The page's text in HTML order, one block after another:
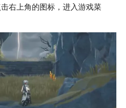
右上角的图标，进入游戏菜